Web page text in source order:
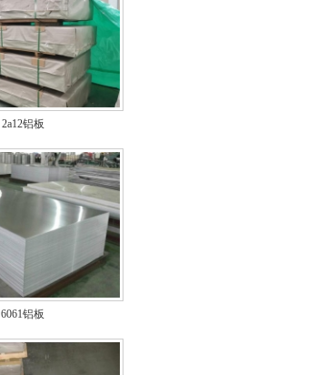
2a12铝板
6061铝板